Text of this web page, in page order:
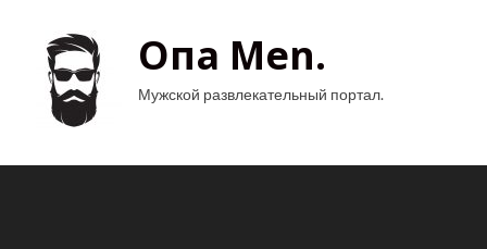
Опа Men.
Мужской развлекательный портал.